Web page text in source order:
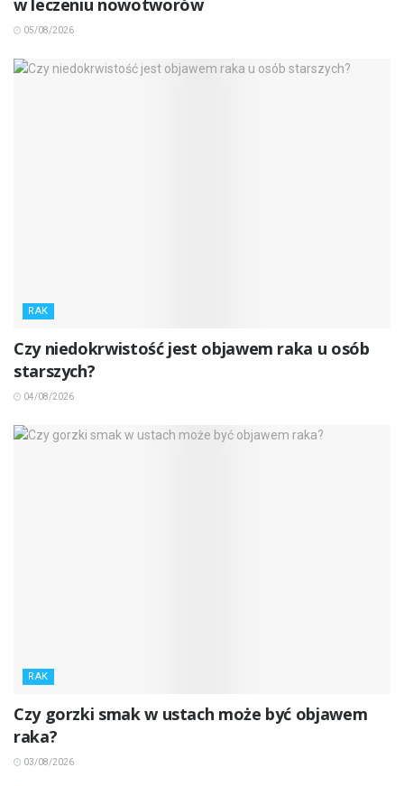
05/08/2026
RAK
Czy niedokrwistość jest objawem raka u osób
starszych?
04/08/2026
RAK
Czy gorzki smak w ustach może być objawem
raka?
03/08/2026